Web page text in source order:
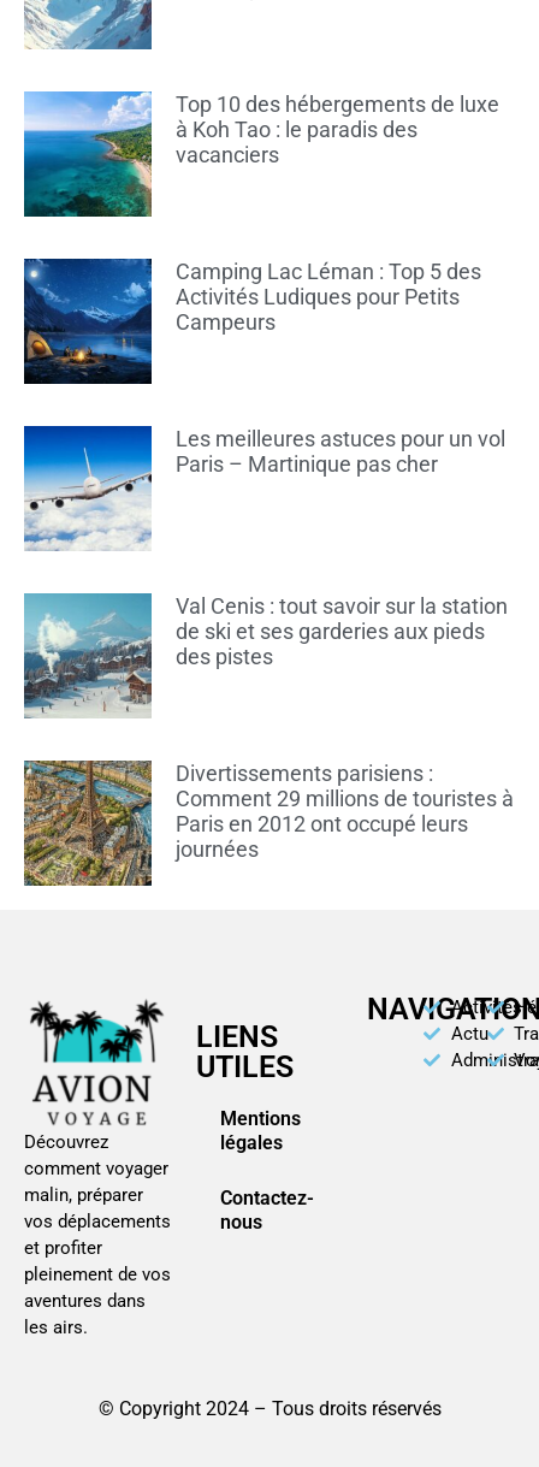
Top 10 des hébergements de luxe
à Koh Tao : le paradis des
vacanciers
Camping Lac Léman : Top 5 des
Activités Ludiques pour Petits
Campeurs
Les meilleures astuces pour un vol
Paris – Martinique pas cher
Val Cenis : tout savoir sur la station
de ski et ses garderies aux pieds
des pistes
Divertissements parisiens :
Comment 29 millions de touristes à
Paris en 2012 ont occupé leurs
journées
Découvrez
comment voyager
malin, préparer
vos déplacements
et profiter
pleinement de vos
aventures dans
les airs.
LIENS
UTILES
Mentions
légales
Contactez-
nous
Activités
Actu
© Copyright 2024 – Tous droits réservés